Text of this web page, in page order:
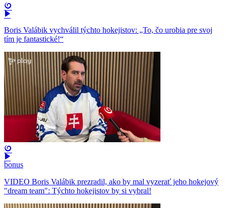
Boris Valábik vychválil týchto hokejistov: „To, čo urobia pre svoj
tím je fantastické!“
bonus
VIDEO Boris Valábik prezradil, ako by mal vyzerať jeho hokejový
"dream team": Týchto hokejistov by si vybral!